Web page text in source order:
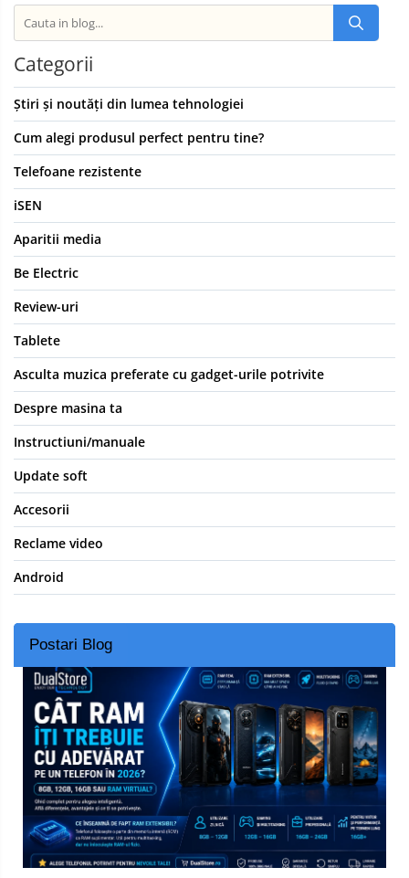
Categorii
Știri și noutăți din lumea tehnologiei
Cum alegi produsul perfect pentru tine?
Telefoane rezistente
iSEN
Aparitii media
Be Electric
Review-uri
Tablete
Asculta muzica preferate cu gadget-urile potrivite
Despre masina ta
Instructiuni/manuale
Update soft
Accesorii
Reclame video
Android
Postari Blog